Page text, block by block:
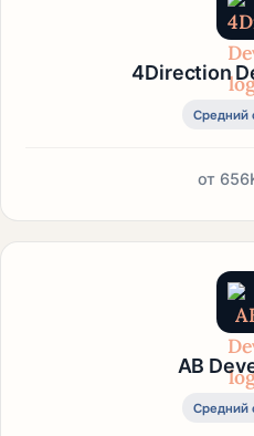
4Direction
Средний
от
AB
Средний